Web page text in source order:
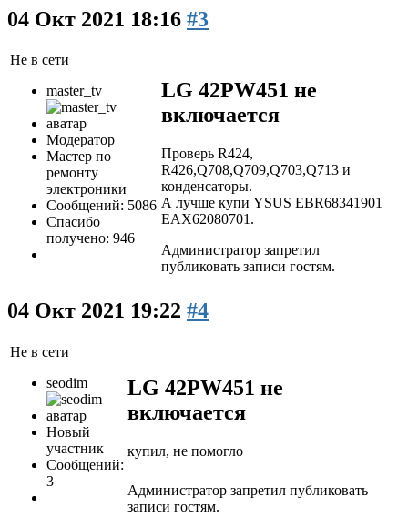
04 Окт 2021 18:16 #3
Не в сети
master_tv
Модератор
Мастер по
ремонту
электроники
Сообщений: 5086
Спасибо
получено: 946
LG 42PW451 не
включается
Проверь R424,
R426,Q708,Q709,Q703,Q713 и
конденсаторы.
А лучше купи YSUS EBR68341901
EAX62080701.
Администратор запретил
публиковать записи гостям.
04 Окт 2021 19:22 #4
Не в сети
seodim
Новый
участник
Сообщений:
3
LG 42PW451 не
включается
купил, не помогло
Администратор запретил публиковать
записи гостям.